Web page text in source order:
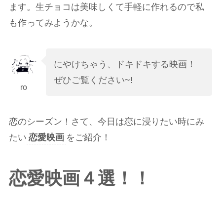
ます。生チョコは美味しくて手軽に作れるので私
も作ってみようかな。
ro
にやけちゃう、ドキドキする映画！
ぜひご覧ください~!
恋のシーズン！さて、今日は恋に浸りたい時にみ
たい 恋愛映画 をご紹介！
恋愛映画４選！！